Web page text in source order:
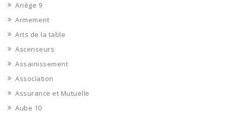
Ariège 9
Armement
Arts de la table
Ascenseurs
Assainissement
Association
Assurance et Mutuelle
Aube 10